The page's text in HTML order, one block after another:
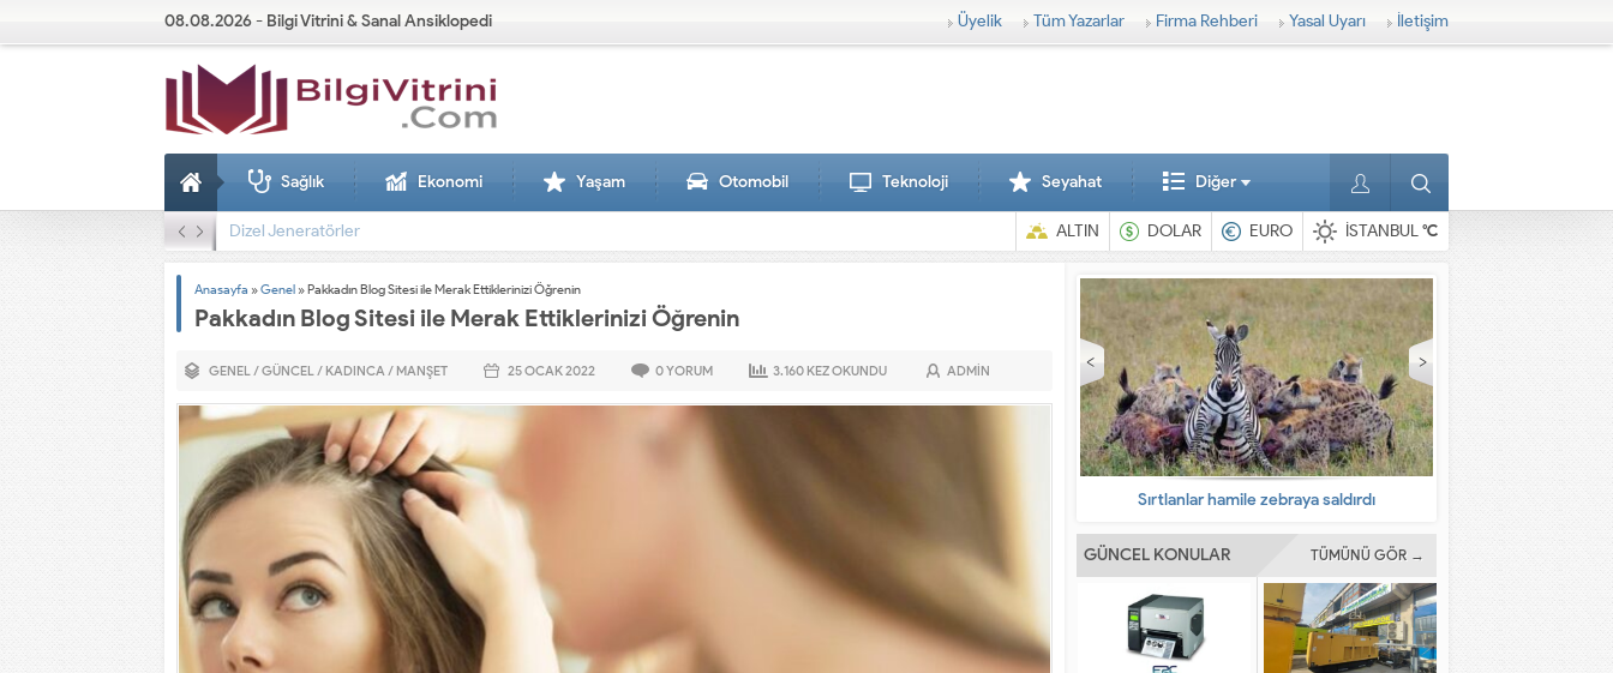
08.08.2026 - Bilgi Vitrini & Sanal Ansiklopedi Üyelik Tüm Yazarlar Firma Rehberi Yasal Uyarı İletişim
Sağlık Ekonomi Yaşam Otomobil Teknoloji Seyahat Diğer
Dizel Jeneratörler ALTIN DOLAR EURO İSTANBUL°C
Anasayfa »Genel »Pakkadın Blog Sitesi ile Merak Ettiklerinizi Öğrenin
Pakkadın Blog Sitesi ile Merak Ettiklerinizi Öğrenin
GENEL/GÜNCEL/ KADINCA/ MANŞET 25 OCAK2022 0YORUM 3.160 KEZ OKUNDU ADMIN
En ilginç hayvanlar
GÜNCEL KONULAR TÜMÜNÜ GÖR →